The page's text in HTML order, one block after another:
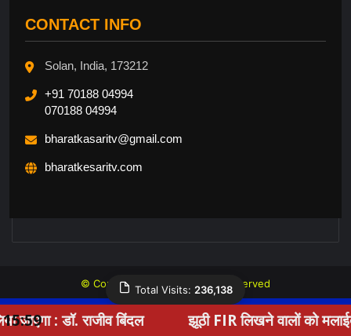
CONTACT INFO
Solan, India, 173212
+91 70188 04994
070188 04994
bharatkasaritv@gmail.com
bharatkesaritv.com
© Copyright 2026, All Rights Reserved
Total Visits: 236,138
Website Design By Mytesta.com +91 8809666000
बिंदल झूठी FIR लिखने वालों को मलाईदार पोस्टिंग,
15:59